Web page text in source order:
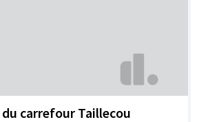
carrefour Taillecou